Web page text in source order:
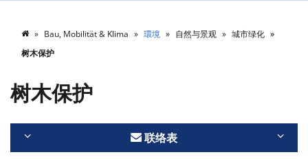
Bau, Mobilität & Klima 環境 自然与景观
城市绿化
树木保护
树木保护
联络表